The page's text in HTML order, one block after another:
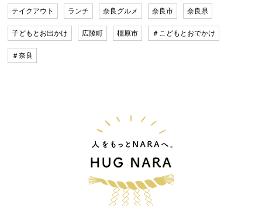
テイクアウト ランチ 奈良グルメ 奈良市 奈良県
子どもとお出かけ 広陵町 橿原市 ＃こどもとおでかけ
＃奈良